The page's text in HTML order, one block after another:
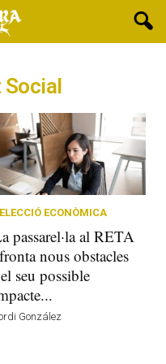
Social
ECONÒMICA
passarel·la al RETA
nous obstacles
seu possible
González